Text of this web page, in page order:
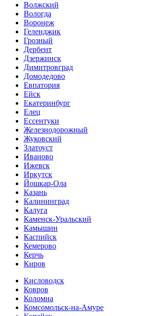
Волжский
Вологда
Воронеж
Геленджик
Грозный
Дербент
Дзержинск
Димитровград
Домодедово
Евпатория
Ейск
Екатеринбург
Елец
Ессентуки
Железнодорожный
Жуковский
Златоуст
Иваново
Ижевск
Иркутск
Йошкар-Ола
Казань
Калининград
Калуга
Каменск-Уральский
Камышин
Каспийск
Кемерово
Керчь
Киров
Кисловодск
Ковров
Коломна
Комсомольск-на-Амуре